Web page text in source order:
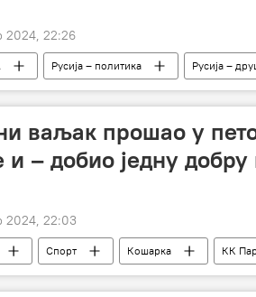
2024, 22:26
Русија – политика Русија –
ваљак прошао у
и – добио једну добру
2024, 22:03
Спорт Кошарка КК